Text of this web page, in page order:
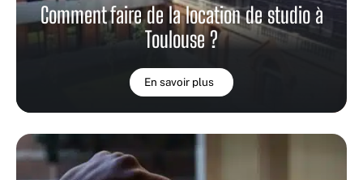
Comment faire de la location de studio à
Toulouse ?
En savoir plus